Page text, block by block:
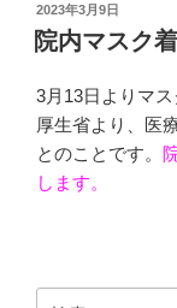
投
稿
日:
2023年3月9日
院内マスク
3月13日よりマ
厚生省より、医
とのことです。
します。